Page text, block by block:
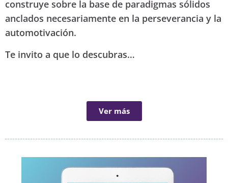
construye sobre la base de paradigmas sólidos
anclados necesariamente en la perseverancia y la
automotivación.
Te invito a que lo descubras…
Ver más